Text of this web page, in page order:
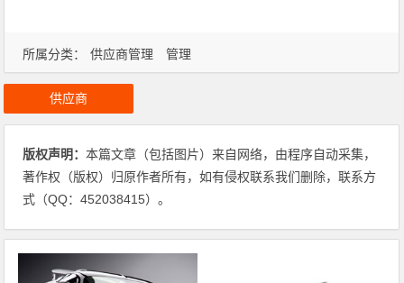
所属分类： 供应商管理 管理
供应商
版权声明：本篇文章（包括图片）来自网络，由程序自动采集，
著作权（版权）归原作者所有，如有侵权联系我们删除，联系方
式（QQ：452038415）。